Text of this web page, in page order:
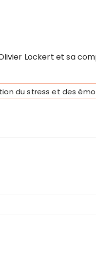
Lockert et sa
du stress et des